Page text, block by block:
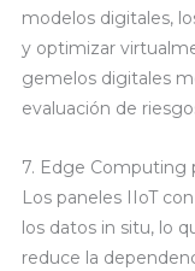
modelos digitales,
y optimizar
gemelos digitales
evaluación de
7. Edge Computing
Los paneles IIoT
los datos in situ, lo
reduce la